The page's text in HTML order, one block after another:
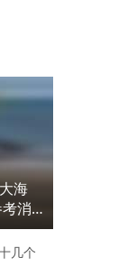
海
消
几个